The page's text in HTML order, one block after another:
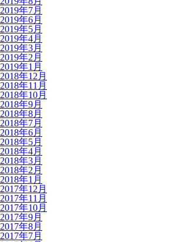
2019年7月
2019年6月
2019年5月
2019年4月
2019年3月
2019年2月
2019年1月
2018年12月
2018年11月
2018年10月
2018年9月
2018年8月
2018年7月
2018年6月
2018年5月
2018年4月
2018年3月
2018年2月
2018年1月
2017年12月
2017年11月
2017年10月
2017年9月
2017年8月
2017年7月